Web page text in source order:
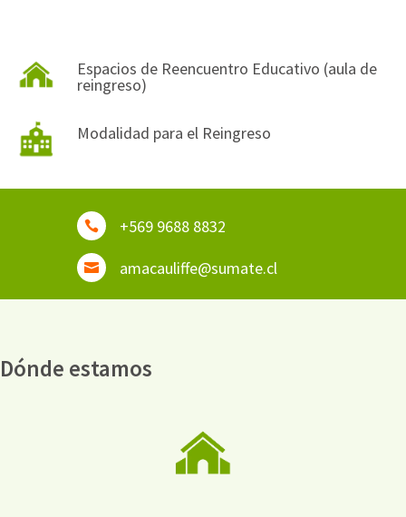
Espacios de Reencuentro Educativo (aula de
reingreso)
Modalidad para el Reingreso
 +569 9688 8832
 amacauliffe@sumate.cl
Dónde estamos